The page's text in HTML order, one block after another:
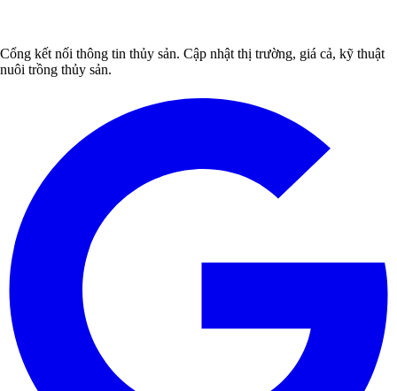
Cổng kết nối thông tin thủy sản. Cập nhật thị trường, giá cả, kỹ thuật
nuôi trồng thủy sản.